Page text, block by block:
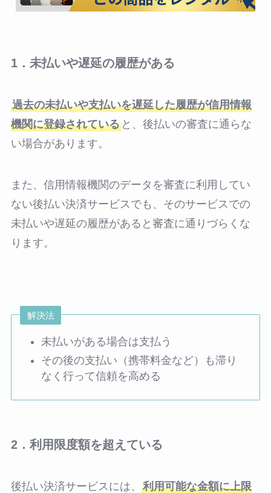
1．未払いや遅延の履歴がある
過去の未払いや支払いを遅延した履歴が信用情報
機関に登録されていると、後払いの審査に通らな
い場合があります。
また、信用情報機関のデータを審査に利用してい
ない後払い決済サービスでも、そのサービスでの
未払いや遅延の履歴があると審査に通りづらくな
ります。
解決法
未払いがある場合は支払う
その後の支払い（携帯料金など）も滞り
なく行って信頼を高める
2．利用限度額を超えている
後払い決済サービスには、 利用可能な金額に上限